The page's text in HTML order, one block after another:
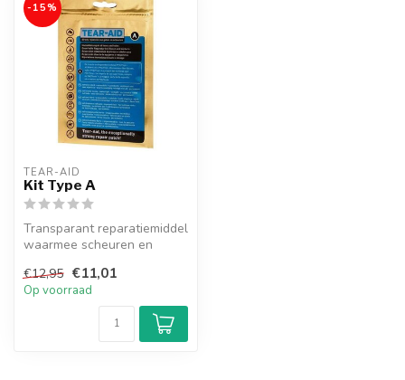
-15%
TEAR-AID
Kit Type A
Transparant reparatiemiddel
waarmee scheuren en
eenvoud...
€12,95 €11,01
Op voorraad